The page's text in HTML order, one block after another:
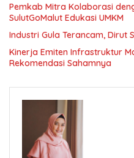
Pemkab Mitra Kolaborasi
SulutGoMalut Edukasi UMKM
Industri Gula Terancam, Dirut
Kinerja Emiten Infrastruktur
Rekomendasi Sahamnya